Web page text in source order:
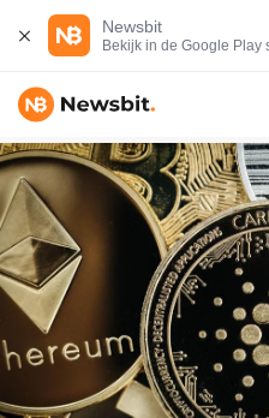
Newsbit
Bekijk in de Google Play